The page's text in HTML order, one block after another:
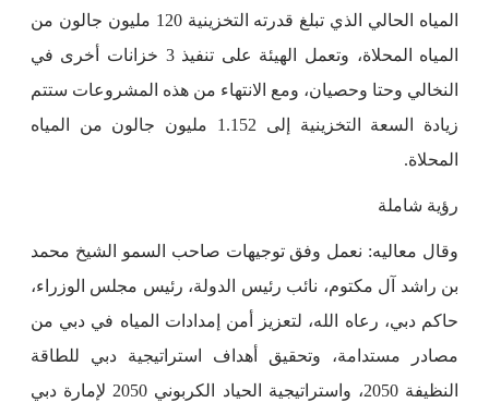
المياه الحالي الذي تبلغ قدرته التخزينية 120 مليون جالون من
المياه المحلاة، وتعمل الهيئة على تنفيذ 3 خزانات أخرى في
النخالي وحتا وحصيان، ومع الانتهاء من هذه المشروعات ستتم
زيادة السعة التخزينية إلى 1.152 مليون جالون من المياه
المحلاة.
رؤية شاملة
وقال معاليه: نعمل وفق توجيهات صاحب السمو الشيخ محمد
بن راشد آل مكتوم، نائب رئيس الدولة، رئيس مجلس الوزراء،
حاكم دبي، رعاه الله، لتعزيز أمن إمدادات المياه في دبي من
مصادر مستدامة، وتحقيق أهداف استراتيجية دبي للطاقة
النظيفة 2050، واستراتيجية الحياد الكربوني 2050 لإمارة دبي